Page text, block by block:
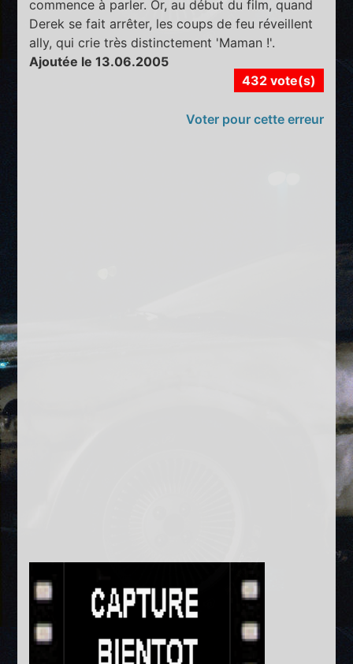
commence à parler. Or, au début du film, quand
Derek se fait arrêter, les coups de feu réveillent
ally, qui crie très distinctement 'Maman !'.
Ajoutée le 13.06.2005
432 vote(s)
Voter pour cette erreur